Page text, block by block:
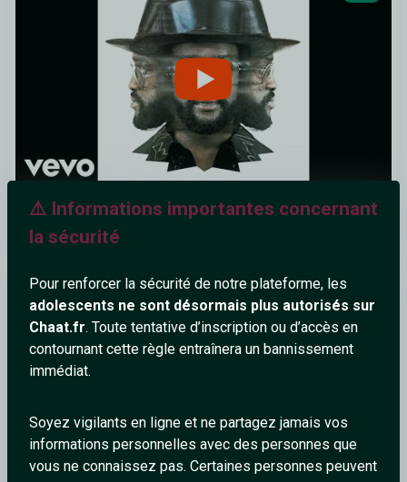
⚠️ Informations importantes concernant
la sécurité
Pour renforcer la sécurité de notre plateforme, les
adolescents ne sont désormais plus autorisés sur
Chaat.fr. Toute tentative d’inscription ou d’accès en
contournant cette règle entraînera un bannissement
immédiat.
Soyez vigilants en ligne et ne partagez jamais vos
informations personnelles avec des personnes que
vous ne connaissez pas. Certaines personnes peuvent
Billy Paul - Me and Mrs. Jones (Official Audio)